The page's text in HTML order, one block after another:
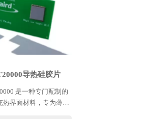
导热硅胶片
是一种专门配制的
界面材料，专为薄界